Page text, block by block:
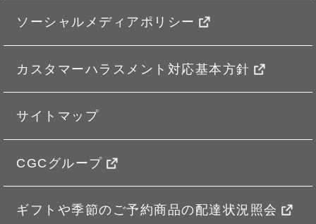
ソーシャルメディアポリシー
カスタマーハラスメント対応基本方針
サイトマップ
CGCグループ
ギフトや季節のご予約商品の配達状況照会